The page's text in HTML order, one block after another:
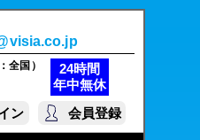
全国）
24時間
年中無休
ン 会員登録